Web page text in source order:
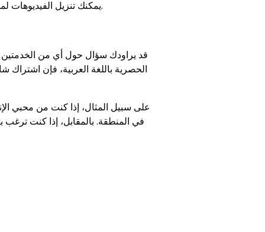
يمكنك تنزيل الفيديوهات لمشاهدتها فيما بعد، وهي ميزة مثالية عند السفر أو في الأماكن التي يكون فيها اتصال الإنترنت ضعيفاً.
قد يراودك سؤال حول أي من
الحصرية باللغة العربية، فإن اشتراك
على سبيل المثال، إذا كنت من محبي
في المنطقة. بالمقابل، إذا كنت